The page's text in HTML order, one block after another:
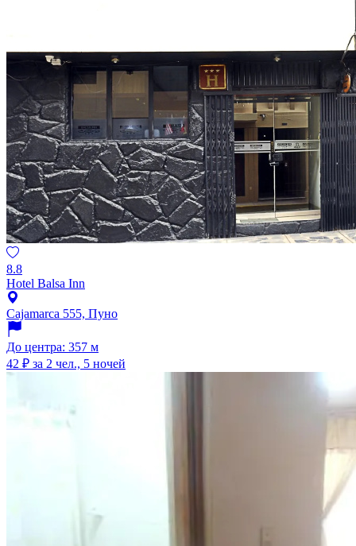
8.8
Hotel Balsa Inn
Cajamarca 555, Пуно
До центра: 357 м
42 ₽ за 2 чел., 5 ночей